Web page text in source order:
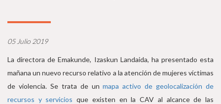
05 Julio 2019
La directora de Emakunde, Izaskun Landaida, ha presentado esta
mañana un nuevo recurso relativo a la atención de mujeres víctimas
de violencia. Se trata de unmapa activo de geolocalización de
recursos y servicios que existen en la CAV al alcance de las